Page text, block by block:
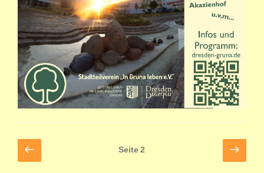
Beitragsnavigation
Vorherige
Seite
Seite2
Seite